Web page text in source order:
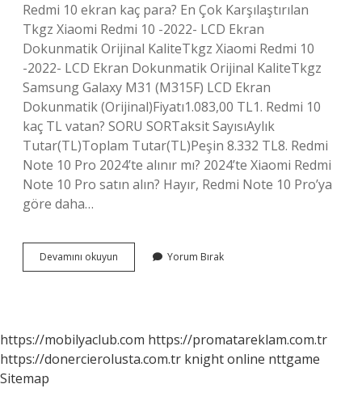
Redmi 10 ekran kaç para? En Çok Karşılaştırılan
Tkgz Xiaomi Redmi 10 -2022- LCD Ekran
Dokunmatik Orijinal KaliteTkgz Xiaomi Redmi 10
-2022- LCD Ekran Dokunmatik Orijinal KaliteTkgz
Samsung Galaxy M31 (M315F) LCD Ekran
Dokunmatik (Orijinal)Fiyatı1.083,00 TL1. Redmi 10
kaç TL vatan? SORU SORTaksit SayısıAylık
Tutar(TL)Toplam Tutar(TL)Peşin 8.332 TL8. Redmi
Note 10 Pro 2024’te alınır mı? 2024’te Xiaomi Redmi
Note 10 Pro satın alın? Hayır, Redmi Note 10 Pro’ya
göre daha…
Devamını okuyun
10
Yorum Bırak
https://mobilyaclub.com https://promatareklam.com.tr
https://donercierolusta.com.tr knight online nttgame
Sitemap